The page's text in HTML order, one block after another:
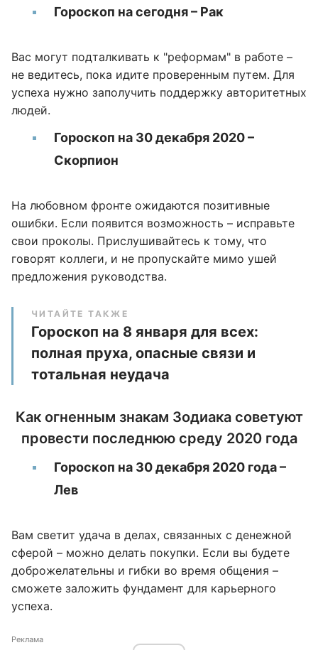
Гороскоп на сегодня – Рак
Вас могут подталкивать к "реформам" в работе –
не ведитесь, пока идите проверенным путем. Для
успеха нужно заполучить поддержку авторитетных
людей.
Гороскоп на 30 декабря 2020 –
Скорпион
На любовном фронте ожидаются позитивные
ошибки. Если появится возможность – исправьте
свои проколы. Прислушивайтесь к тому, что
говорят коллеги, и не пропускайте мимо ушей
предложения руководства.
ЧИТАЙТЕ ТАКЖЕ
Гороскоп на 8 января для всех:
полная пруха, опасные связи и
тотальная неудача
Как огненным знакам Зодиака советуют
провести последнюю среду 2020 года
Гороскоп на 30 декабря 2020 года –
Лев
Вам светит удача в делах, связанных с денежной
сферой – можно делать покупки. Если вы будете
доброжелательны и гибки во время общения –
сможете заложить фундамент для карьерного
успеха.
Реклама